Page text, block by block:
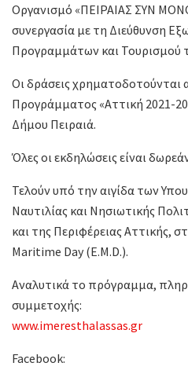
Οργανισμό «ΠΕΙΡΑΙΑΣ ΣΥΝ
συνεργασία με τη Διεύθυνση
Προγραμμάτων και Τουρισμού
Οι δράσεις χρηματοδοτούνται
Προγράμματος «Αττική 2021-
Δήμου Πειραιά.
Όλες οι εκδηλώσεις είναι
Τελούν υπό την αιγίδα των
Ναυτιλίας και Νησιωτικής
και της Περιφέρειας Αττικής,
Maritime Day (E.M.D.).
Αναλυτικά το πρόγραμμα,
συμμετοχής:
www.imeresthalassas.gr
Facebook: